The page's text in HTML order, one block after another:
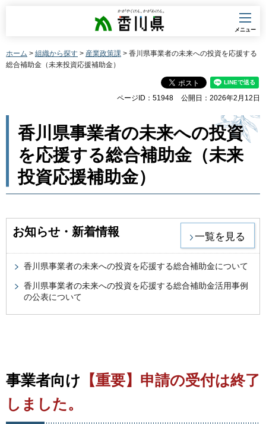
香川県
メニュー
ホーム > 組織から探す > 産業政策課 > 香川県事業者の未来への投資を応援する
総合補助金（未来投資応援補助金）
ページID：51948 公開日：2026年2月12日
香川県事業者の未来への投資
を応援する総合補助金（未来
投資応援補助金）
お知らせ・新着情報 一覧を見る
香川県事業者の未来への投資を応援する総合補助金について
香川県事業者の未来への投資を応援する総合補助金活用事例
の公表について
事業者向け 【重要】申請の受付は終了
しました。